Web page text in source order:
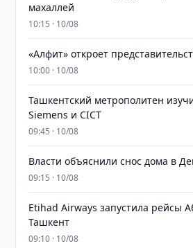
махаллей
10:15 · 10/08
«Алфит» откроет
10:00 · 10/08
Ташкентский метрополитен
Siemens и CICT
09:45 · 10/08
Власти объяснили снос дома в
09:15 · 10/08
Etihad Airways запустила рейсы
Ташкент
09:10 · 10/08